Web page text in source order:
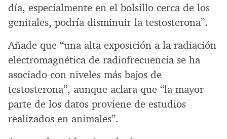
día, especialmente en el bolsillo cerca de los
genitales, podría disminuir la testosterona”.
Añade que “una alta exposición a la radiación
electromagnética de radiofrecuencia se ha
asociado con niveles más bajos de
testosterona”, aunque aclara que “la mayor
parte de los datos proviene de estudios
realizados en animales”.